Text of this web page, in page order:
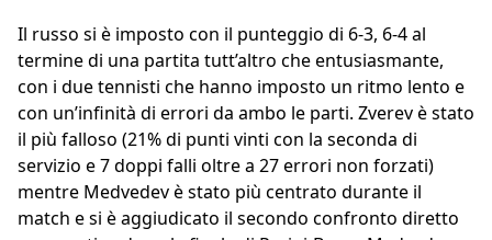
Il russo si è imposto con il punteggio di 6-3, 6-4 al
termine di una partita tutt’altro che entusiasmante,
con i due tennisti che hanno imposto un ritmo lento e
con un’infinità di errori da ambo le parti. Zverev è stato
il più falloso (21% di punti vinti con la seconda di
servizio e 7 doppi falli oltre a 27 errori non forzati)
mentre Medvedev è stato più centrato durante il
match e si è aggiudicato il secondo confronto diretto